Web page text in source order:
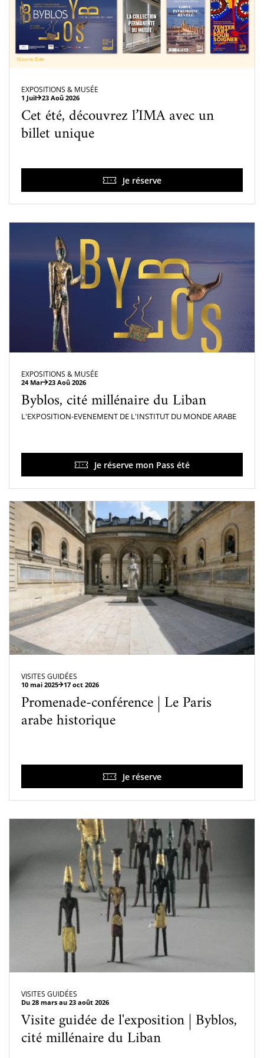
EXPOSITIONS & MUSÉE
1 Juil 23 Aoû 2026
Cet été, découvrez l’IMA avec un
billet unique
Je réserve
EXPOSITIONS & MUSÉE
24 Mar 23 Aoû 2026
Byblos, cité millénaire du Liban
L'EXPOSITION-EVENEMENT DE L'INSTITUT DU MONDE ARABE
Je réserve mon Pass été
VISITES GUIDÉES
10 mai 2025 17 oct 2026
Promenade-conférence | Le Paris
arabe historique
Je réserve
VISITES GUIDÉES
Du 28 mars au 23 août 2026
Visite guidée de l'exposition | Byblos,
cité millénaire du Liban